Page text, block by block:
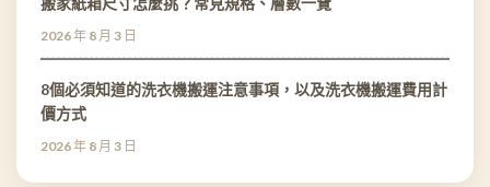
2026 年 8 月 3 日
8個必須知道的洗衣機搬運注意事項，以及洗衣機搬運費用計
價方式
2026 年 8 月 3 日